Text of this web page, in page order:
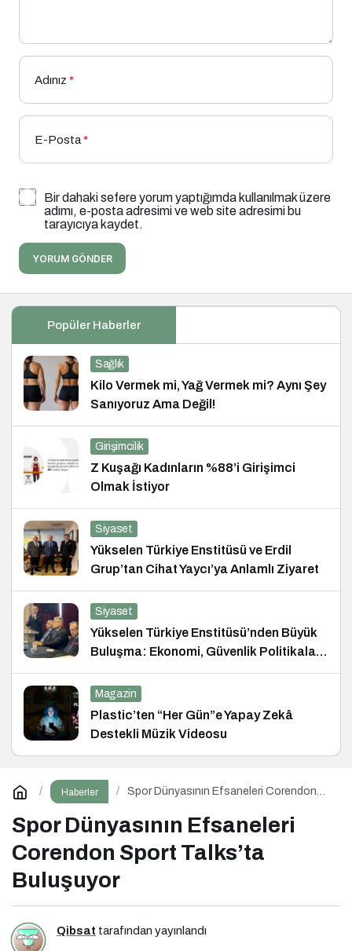
Adınız *
E-Posta*
Bir dahaki sefere yorum yaptığımda kullanılmak üzere
adımı, e-posta adresimi ve web site adresimi bu
tarayıcıya kaydet.
YORUM GÖNDER
Popüler Haberler
Sağlık
Kilo Vermek mi, Yağ Vermek mi? Aynı Şey
Sanıyoruz Ama Değil!
Girişimcilik
Z Kuşağı Kadınların %88’i Girişimci
Olmak İstiyor
Siyaset
Yükselen Türkiye Enstitüsü ve Erdil
Grup’tan Cihat Yaycı’ya Anlamlı Ziyaret
Siyaset
Yükselen Türkiye Enstitüsü’nden Büyük
Buluşma: Ekonomi, Güvenlik Politikaları
ve Hukuk Konferansı
Magazin
Plastic’ten “Her Gün”e Yapay Zekâ
Destekli Müzik Videosu
Haberler
Spor Dünyasının Efsaneleri Corendon
Spor Dünyasının Efsaneleri
Corendon Sport Talks’ta
Buluşuyor
Qibsat tarafından yayınlandı